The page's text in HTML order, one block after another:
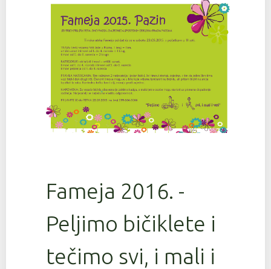
Fameja 2016. -
Peljimo bičiklete i
tečimo svi, i mali i